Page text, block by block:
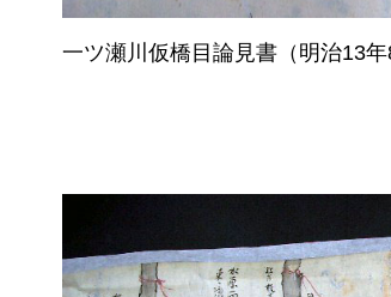
一ツ瀬川仮橋目論見書（明治13年